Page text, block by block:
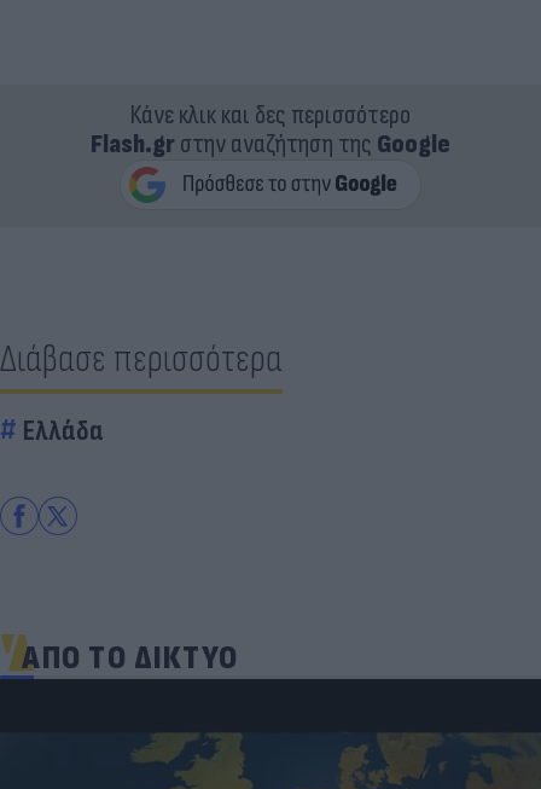
Κάνε κλικ και δες περισσότερο
Flash.grστην αναζήτηση της Google
Διάβασε περισσότερα
Ελλάδα
ΑΠΟ ΤΟ ΔΙΚΤΥΟ